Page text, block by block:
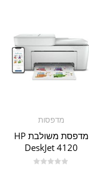
מדפסות
מדפסת משולבת HP
DeskJet 4120